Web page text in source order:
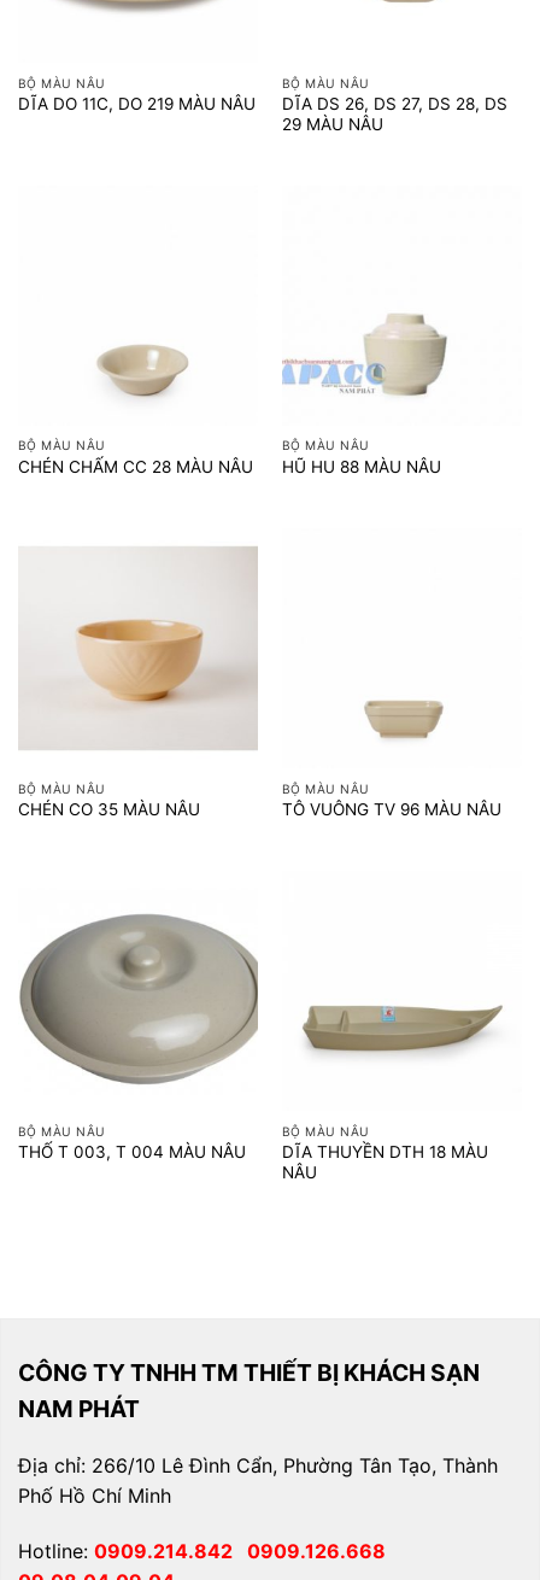
BỘ MÀU NÂU
DĨA DO 11C, DO 219 MÀU NÂU
BỘ MÀU NÂU
DĨA DS 26, DS 27, DS 28, DS
29 MÀU NÂU
BỘ MÀU NÂU
CHÉN CHẤM CC 28 MÀU NÂU
BỘ MÀU NÂU
HŨ HU 88 MÀU NÂU
BỘ MÀU NÂU
CHÉN CO 35 MÀU NÂU
BỘ MÀU NÂU
TÔ VUÔNG TV 96 MÀU NÂU
BỘ MÀU NÂU
THỐ T 003, T 004 MÀU NÂU
BỘ MÀU NÂU
DĨA THUYỀN DTH 18 MÀU
NÂU
CÔNG TY TNHH TM THIẾT BỊ KHÁCH SẠN
NAM PHÁT
Địa chỉ: 266/10 Lê Đình Cẩn, Phường Tân Tạo, Thành
Phố Hồ Chí Minh
Hotline: 0909.214.842 0909.126.668